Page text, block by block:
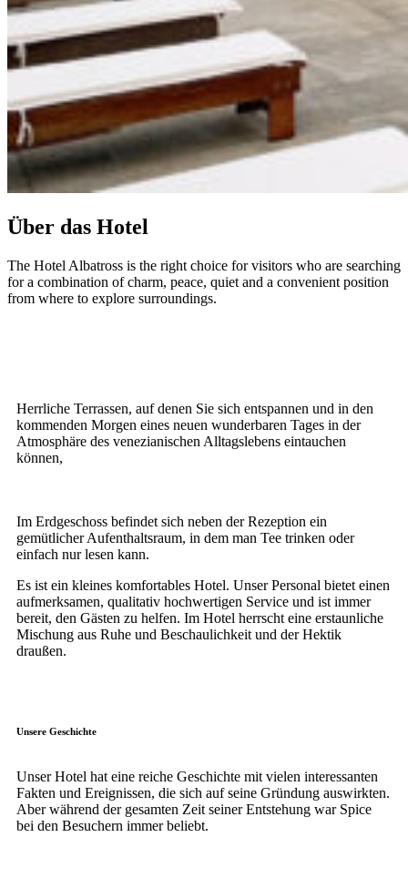
Über das Hotel
The Hotel Albatross is the right choice for visitors who are searching
for a combination of charm, peace, quiet and a convenient position
from where to explore surroundings.
Herrliche Terrassen, auf denen Sie sich entspannen und in den
kommenden Morgen eines neuen wunderbaren Tages in der
Atmosphäre des venezianischen Alltagslebens eintauchen
können,
Im Erdgeschoss befindet sich neben der Rezeption ein
gemütlicher Aufenthaltsraum, in dem man Tee trinken oder
einfach nur lesen kann.
Es ist ein kleines komfortables Hotel. Unser Personal bietet einen
aufmerksamen, qualitativ hochwertigen Service und ist immer
bereit, den Gästen zu helfen. Im Hotel herrscht eine erstaunliche
Mischung aus Ruhe und Beschaulichkeit und der Hektik
draußen.
Unsere Geschichte
Unser Hotel hat eine reiche Geschichte mit vielen interessanten
Fakten und Ereignissen, die sich auf seine Gründung auswirkten.
Aber während der gesamten Zeit seiner Entstehung war Spice
bei den Besuchern immer beliebt.